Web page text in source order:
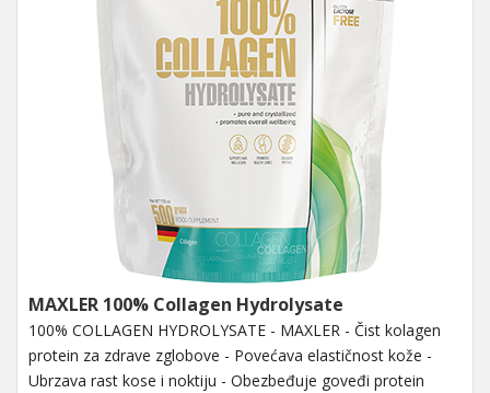
MAXLER 100% Collagen Hydrolysate
100% COLLAGEN HYDROLYSATE - MAXLER - Čist kolagen
protein za zdrave zglobove - Povećava elastičnost kože -
Ubrzava rast kose i noktiju - Obezbeđuje goveđi protein